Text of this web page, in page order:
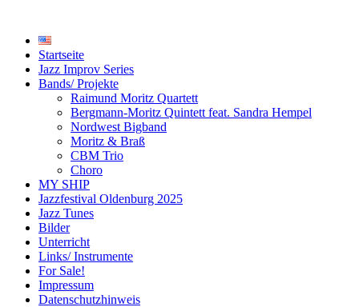
Startseite
Jazz Improv Series
Bands/ Projekte
Raimund Moritz Quartett
Bergmann-Moritz Quintett feat. Sandra Hempel
Nordwest Bigband
Moritz & Braß
CBM Trio
Choro
MY SHIP
Jazzfestival Oldenburg 2025
Jazz Tunes
Bilder
Unterricht
Links/ Instrumente
For Sale!
Impressum
Datenschutzhinweis